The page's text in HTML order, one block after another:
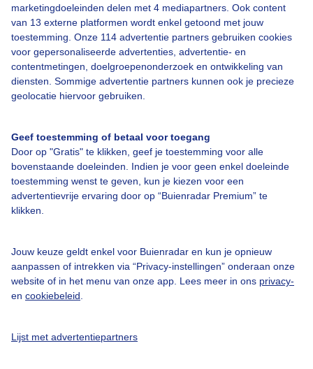
marketingdoeleinden delen met 4 mediapartners. Ook content
van 13 externe platformen wordt enkel getoond met jouw
toestemming. Onze 114 advertentie partners gebruiken cookies
voor gepersonaliseerde advertenties, advertentie- en
contentmetingen, doelgroepenonderzoek en ontwikkeling van
diensten. Sommige advertentie partners kunnen ook je precieze
geolocatie hiervoor gebruiken.
Geef toestemming of betaal voor toegang
Door op "Gratis" te klikken, geef je toestemming voor alle
bovenstaande doeleinden. Indien je voor geen enkel doeleinde
toestemming wenst te geven, kun je kiezen voor een
advertentievrije ervaring door op “Buienradar Premium” te
klikken.
Jouw keuze geldt enkel voor Buienradar en kun je opnieuw
aanpassen of intrekken via “Privacy-instellingen” onderaan onze
website of in het menu van onze app. Lees meer in ons privacy-
en cookiebeleid
Lijst met advertentiepartners
Over Buienradar
Bedrijfsgegevens
Veelgestelde vragen
Contact
Toegankelijkheid
Adverteren
Buienradar Team